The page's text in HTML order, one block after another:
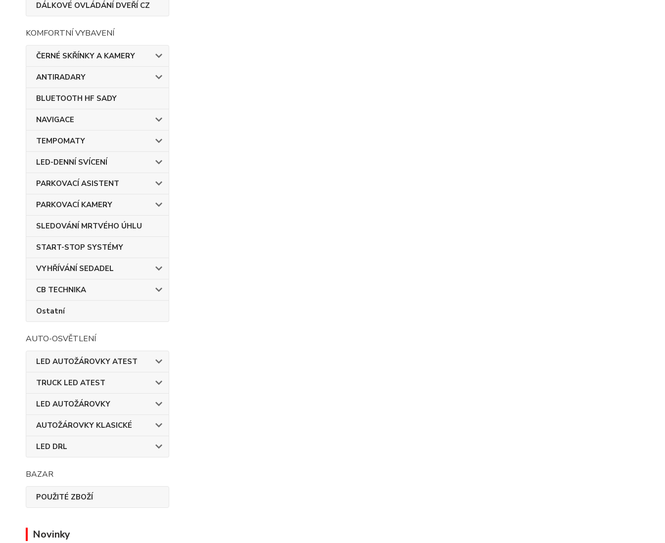
DÁLKOVÉ OVLÁDÁNÍ DVEŘÍ CZ
KOMFORTNÍ VYBAVENÍ
ČERNÉ SKŘÍNKY A KAMERY
ANTIRADARY
BLUETOOTH HF SADY
NAVIGACE
TEMPOMATY
LED-DENNÍ SVÍCENÍ
PARKOVACÍ ASISTENT
PARKOVACÍ KAMERY
SLEDOVÁNÍ MRTVÉHO ÚHLU
START-STOP SYSTÉMY
VYHŘÍVÁNÍ SEDADEL
CB TECHNIKA
Ostatní
AUTO-OSVĚTLENÍ
LED AUTOŽÁROVKY ATEST
TRUCK LED ATEST
LED AUTOŽÁROVKY
AUTOŽÁROVKY KLASICKÉ
LED DRL
BAZAR
POUŽITÉ ZBOŽÍ
Novinky